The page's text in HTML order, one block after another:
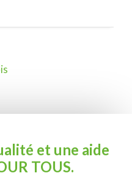
et une aide
TOUS.